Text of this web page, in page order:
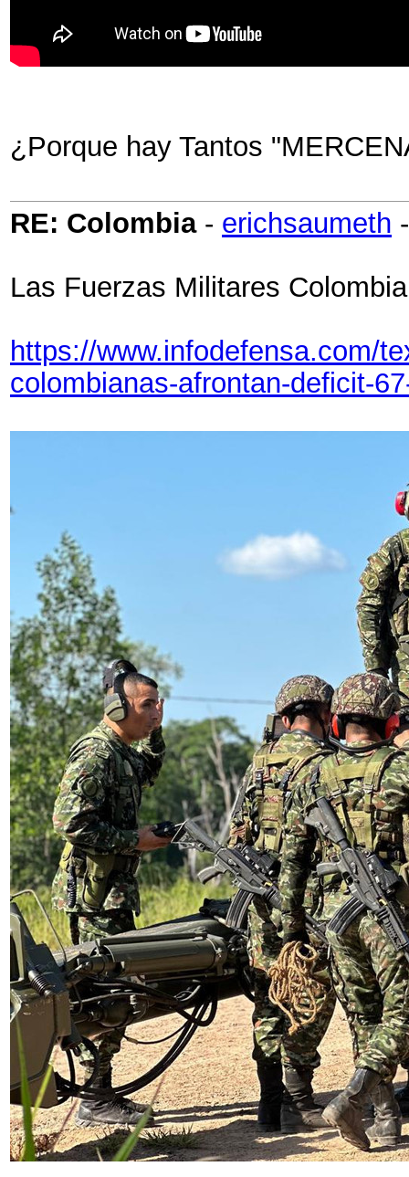
¿Porque hay Tantos
RE: Colombia- erichsaumeth
Las Fuerzas Militares
https://www.infodefensa.com/
colombianas-afrontan-deficit-